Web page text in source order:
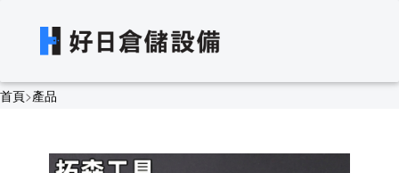
首頁>產品